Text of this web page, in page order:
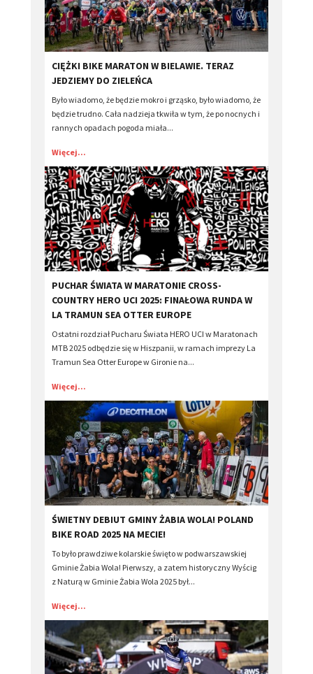
​CIĘŻKI BIKE MARATON W BIELAWIE. TERAZ
JEDZIEMY DO ZIELEŃCA
Było wiadomo, że będzie mokro i grząsko, było wiadomo, że
będzie trudno. Cała nadzieja tkwiła w tym, że po nocnych i
rannych opadach pogoda miała...
Więcej...
PUCHAR ŚWIATA W MARATONIE CROSS-
COUNTRY HERO UCI 2025: FINAŁOWA RUNDA W
LA TRAMUN SEA OTTER EUROPE
Ostatni rozdział Pucharu Świata HERO UCI w Maratonach
MTB 2025 odbędzie się w Hiszpanii, w ramach imprezy La
Tramun Sea Otter Europe w Gironie na...
Więcej...
​ŚWIETNY DEBIUT GMINY ŻABIA WOLA! POLAND
BIKE ROAD 2025 NA MECIE!
To było prawdziwe kolarskie święto w podwarszawskiej
Gminie Żabia Wola! Pierwszy, a zatem historyczny Wyścig
z Naturą w Gminie Żabia Wola 2025 był...
Więcej...